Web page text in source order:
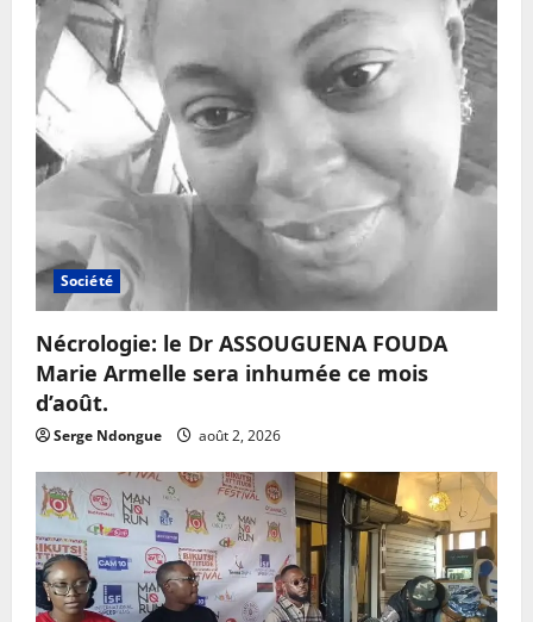
Société
Nécrologie: le Dr ASSOUGUENA FOUDA
Marie Armelle sera inhumée ce mois
d’août.
Serge Ndongue août 2, 2026